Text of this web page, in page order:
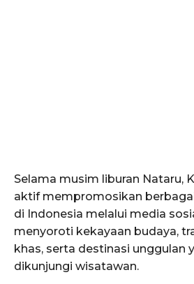
Selama musim liburan Nataru,
aktif mempromosikan
di Indonesia melalui media
menyoroti kekayaan budaya,
khas, serta destinasi unggulan
dikunjungi wisatawan.